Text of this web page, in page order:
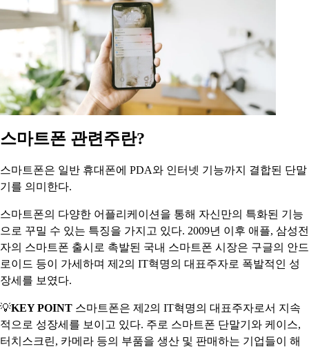
스마트폰 관련주란?
스마트폰은 일반 휴대폰에 PDA와 인터넷 기능까지 결합된 단말
기를 의미한다.
스마트폰의 다양한 어플리케이션을 통해 자신만의 특화된 기능
으로 꾸밀 수 있는 특징을 가지고 있다. 2009년 이후 애플, 삼성전
자의 스마트폰 출시로 촉발된 국내 스마트폰 시장은 구글의 안드
로이드 등이 가세하며 제2의 IT혁명의 대표주자로 폭발적인 성
장세를 보였다.
💡KEY POINT 스마트폰은 제2의 IT혁명의 대표주자로서 지속
적으로 성장세를 보이고 있다. 주로 스마트폰 단말기와 케이스,
터치스크린, 카메라 등의 부품을 생산 및 판매하는 기업들이 해